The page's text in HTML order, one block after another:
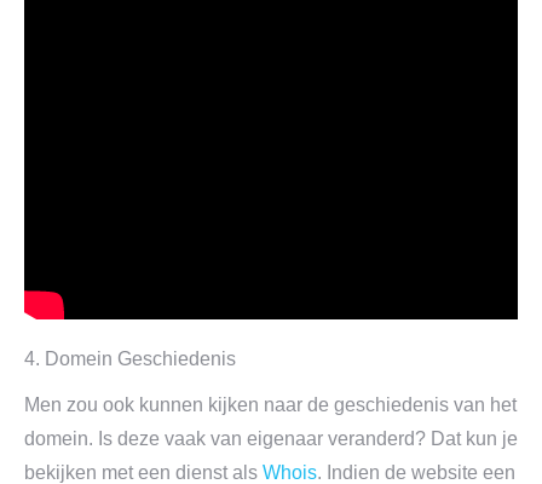
4. Domein Geschiedenis
Men zou ook kunnen kijken naar de geschiedenis van het
domein. Is deze vaak van eigenaar veranderd? Dat kun je
bekijken met een dienst als Whois. Indien de website een